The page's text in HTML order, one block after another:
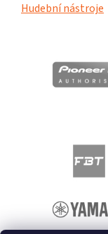
Hudební nástroje